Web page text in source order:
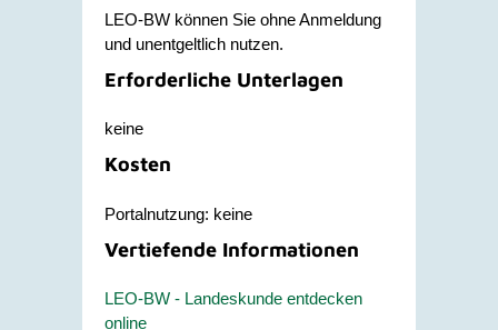
LEO-BW können Sie ohne Anmeldung
und unentgeltlich nutzen.
Erforderliche Unterlagen
keine
Kosten
Portalnutzung: keine
Vertiefende Informationen
LEO-BW - Landeskunde entdecken
online